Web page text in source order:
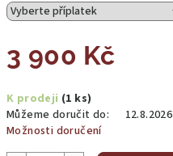
3 900 Kč
cena:
K prodeji (1 ks)
Můžeme doručit do:
12.8.2026
Možnosti doručení